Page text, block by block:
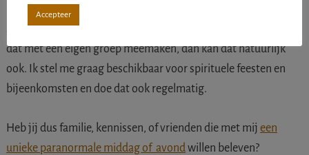
Spreekt het idee van een paranormale middag je aan en wil je
dat met een eigen groep meemaken, dan kan dat natuurlijk
ook. Ik stel me graag beschikbaar voor spirituele feesten en
bijeenkomsten en doe dat ook regelmatig.
Heb jij dus familie, kennissen, of vrienden die met mij een
unieke paranormale middag of avondwillen beleven?
Accepteer